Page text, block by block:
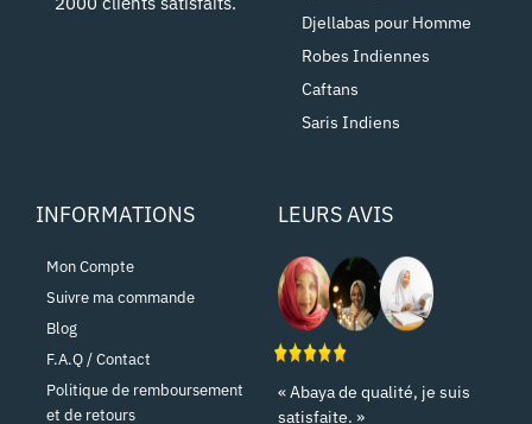
Djellabas pour Homme
Robes Indiennes
Caftans
Saris Indiens
INFORMATIONS
Mon Compte
Suivre ma commande
Blog
F.A.Q / Contact
Politique de remboursement
et de retours
LEURS AVIS
« Abaya de qualité, je suis
satisfaite. »